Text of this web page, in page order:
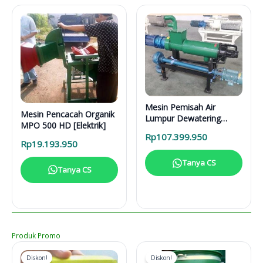
Mesin Pencacah Organik
MPO 500 HD [Elektrik]
Rp19.193.950
Tanya CS
Mesin Pemisah Air
Lumpur Dewatering
Rp107.399.950
Tanya CS
Produk Promo
Diskon! Diskon!